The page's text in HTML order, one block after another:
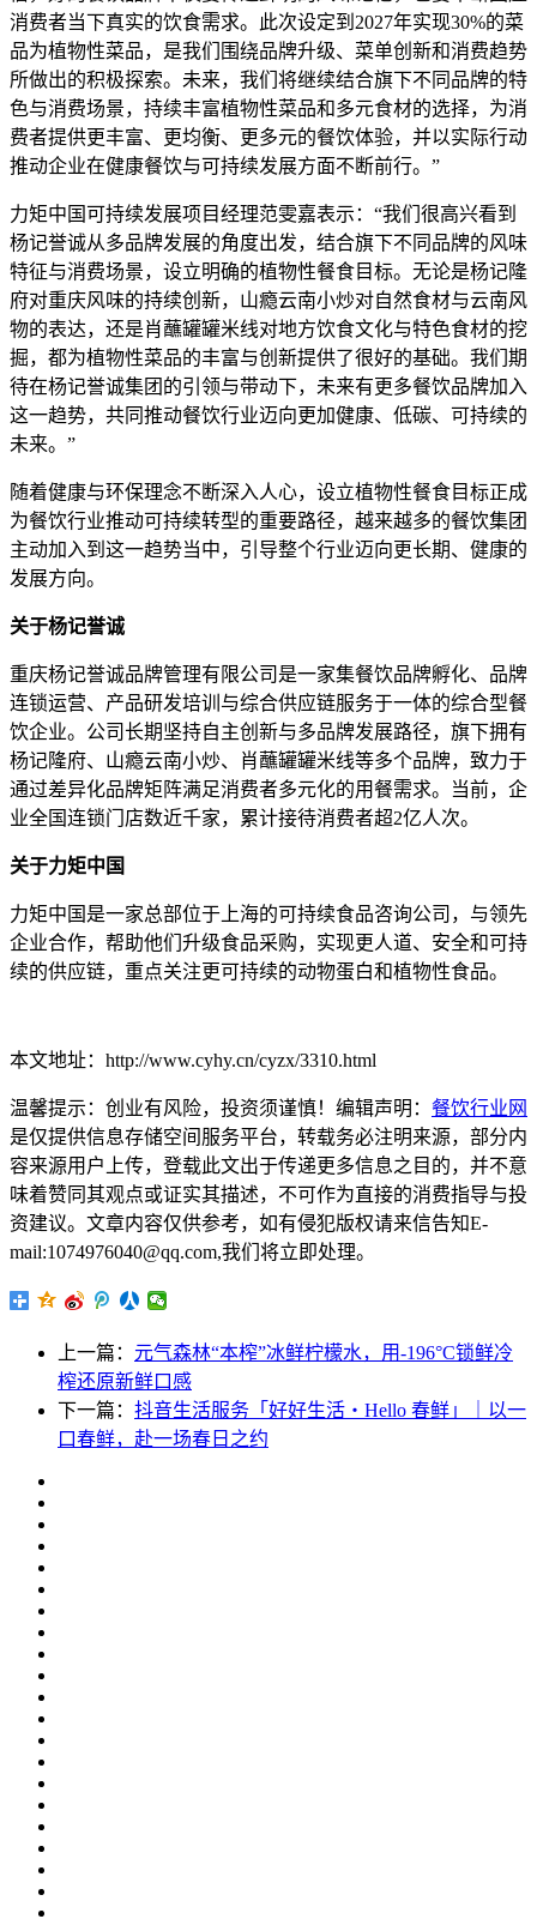
消费者当下真实的饮食需求。此次设定到2027年实现30%的菜
品为植物性菜品，是我们围绕品牌升级、菜单创新和消费趋势
所做出的积极探索。未来，我们将继续结合旗下不同品牌的特
色与消费场景，持续丰富植物性菜品和多元食材的选择，为消
费者提供更丰富、更均衡、更多元的餐饮体验，并以实际行动
推动企业在健康餐饮与可持续发展方面不断前行。”
力矩中国可持续发展项目经理范雯嘉表示：“我们很高兴看到
杨记誉诚从多品牌发展的角度出发，结合旗下不同品牌的风味
特征与消费场景，设立明确的植物性餐食目标。无论是杨记隆
府对重庆风味的持续创新，山瘾云南小炒对自然食材与云南风
物的表达，还是肖蘸罐罐米线对地方饮食文化与特色食材的挖
掘，都为植物性菜品的丰富与创新提供了很好的基础。我们期
待在杨记誉诚集团的引领与带动下，未来有更多餐饮品牌加入
这一趋势，共同推动餐饮行业迈向更加健康、低碳、可持续的
未来。”
随着健康与环保理念不断深入人心，设立植物性餐食目标正成
为餐饮行业推动可持续转型的重要路径，越来越多的餐饮集团
主动加入到这一趋势当中，引导整个行业迈向更长期、健康的
发展方向。
关于杨记誉诚
重庆杨记誉诚品牌管理有限公司是一家集餐饮品牌孵化、品牌
连锁运营、产品研发培训与综合供应链服务于一体的综合型餐
饮企业。公司长期坚持自主创新与多品牌发展路径，旗下拥有
杨记隆府、山瘾云南小炒、肖蘸罐罐米线等多个品牌，致力于
通过差异化品牌矩阵满足消费者多元化的用餐需求。当前，企
业全国连锁门店数近千家，累计接待消费者超2亿人次。
关于力矩中国
力矩中国是一家总部位于上海的可持续食品咨询公司，与领先
企业合作，帮助他们升级食品采购，实现更人道、安全和可持
续的供应链，重点关注更可持续的动物蛋白和植物性食品。
本文地址：http://www.cyhy.cn/cyzx/3310.html
温馨提示：创业有风险，投资须谨慎！编辑声明： 餐饮行业网
是仅提供信息存储空间服务平台，转载务必注明来源，部分内
容来源用户上传，登载此文出于传递更多信息之目的，并不意
味着赞同其观点或证实其描述，不可作为直接的消费指导与投
资建议。文章内容仅供参考，如有侵犯版权请来信告知E-
mail:1074976040@qq.com,我们将立即处理。
上一篇： 元气森林“本榨”冰鲜柠檬水，用-196°C锁鲜冷
榨还原新鲜口感
下一篇： 抖音生活服务「好好生活・Hello 春鲜」｜以一
口春鲜，赴一场春日之约